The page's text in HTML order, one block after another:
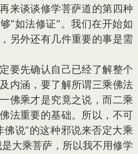
谈谈修学菩萨道的第四种
“如法修证”。我们在开始如
另外还有几件重要的事是需
先确认自己已经了解整个
内涵，要了解所谓三乘佛法
佛乘才是究竟之说，而二乘
法重要的基础。所以，不可
佛说”的这种邪说来否定大乘
大乘菩萨，所以我不用修学